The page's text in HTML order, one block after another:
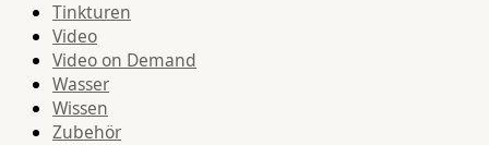
Tinkturen
Video
Video on Demand
Wasser
Wissen
Zubehör